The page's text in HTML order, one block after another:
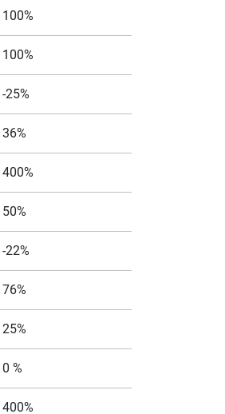
100%
100%
-25%
36%
400%
50%
-22%
76%
25%
0 %
400%